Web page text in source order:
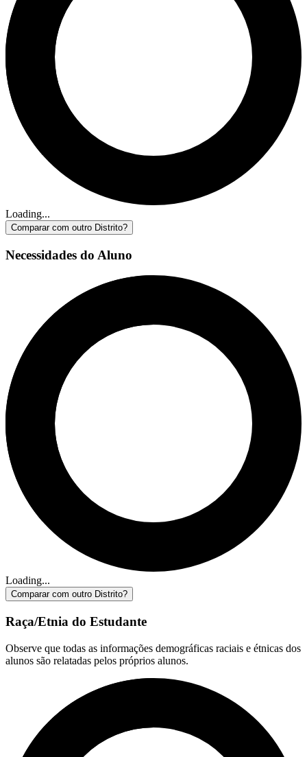
Loading...
Comparar com outro Distrito?
Necessidades do Aluno
Loading...
Comparar com outro Distrito?
Raça/Etnia do Estudante
Observe que todas as informações demográficas raciais e étnicas dos
alunos são relatadas pelos próprios alunos.